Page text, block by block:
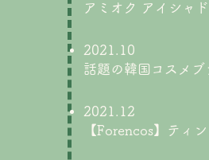
アミオク アイシャ
2021.10
話題の韓国コスメ
2021.12
【Forencos】ティ